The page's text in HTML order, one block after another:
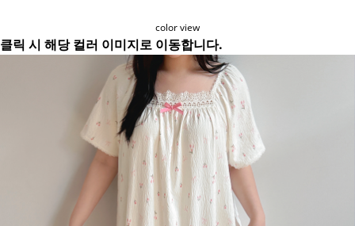
color view
클릭 시 해당 컬러 이미지로 이동합니다.